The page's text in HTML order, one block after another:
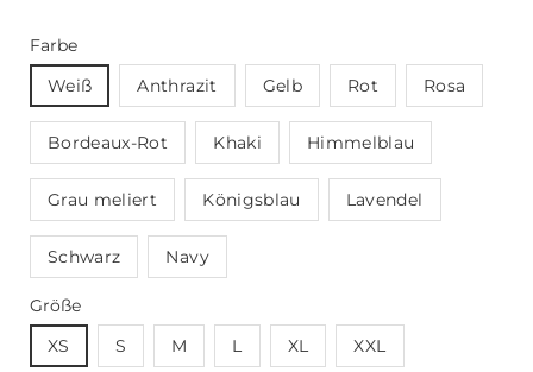
Farbe
Weiß
Anthrazit Gelb Rot Rosa
Bordeaux-Rot Khaki Himmelblau
Grau meliert Königsblau Lavendel
Schwarz Navy
Größe
XS
S M L XL XXL